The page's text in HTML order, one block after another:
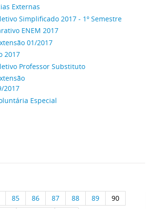
Externas
Simplificado 2017 - 1º Semestre
ENEM 2017
01/2017
2017
Professor Substituto
2017
Especial
85 86 87 88 89
90